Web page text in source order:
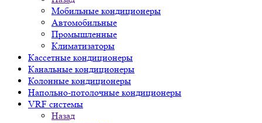
Мобильные кондиционеры
Автомобильные
Промышленные
Климатизаторы
Кассетные кондиционеры
Канальные кондиционеры
Колонные кондиционеры
Напольно-потолочные кондиционеры
VRF системы
Назад